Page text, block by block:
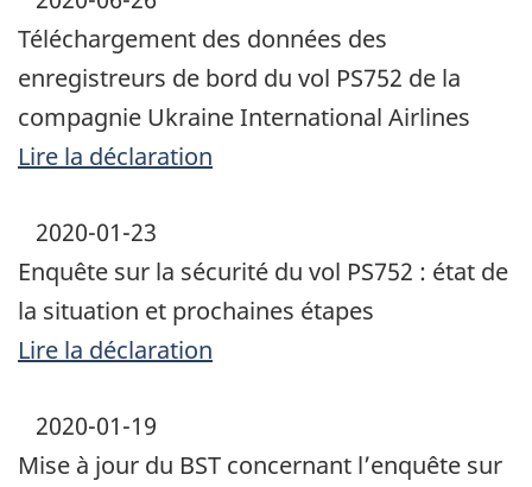
Téléchargement des données des
enregistreurs de bord du vol PS752 de la
compagnie Ukraine International Airlines
Lire la déclaration
2020-01-23
Enquête sur la sécurité du vol PS752 : état de
la situation et prochaines étapes
Lire la déclaration
2020-01-19
Mise à jour du BST concernant l’enquête sur